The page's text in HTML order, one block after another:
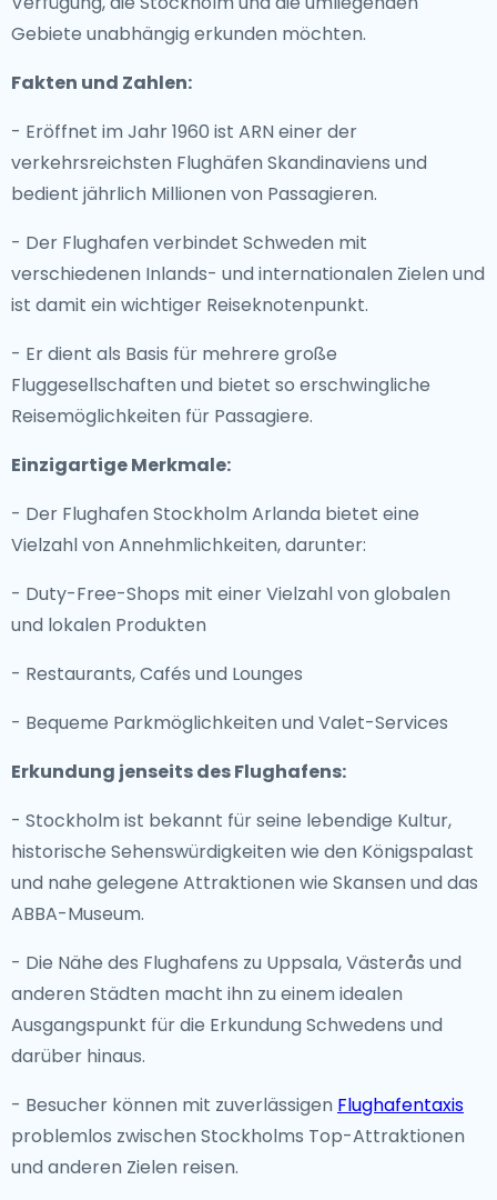
Gebiete unabhängig erkunden möchten.
Fakten und Zahlen:
- Eröffnet im Jahr 1960 ist ARN einer der
verkehrsreichsten Flughäfen Skandinaviens und
bedient jährlich Millionen von Passagieren.
- Der Flughafen verbindet Schweden mit
verschiedenen Inlands- und internationalen Zielen und
ist damit ein wichtiger Reiseknotenpunkt.
- Er dient als Basis für mehrere große
Fluggesellschaften und bietet so erschwingliche
Reisemöglichkeiten für Passagiere.
Einzigartige Merkmale:
- Der Flughafen Stockholm Arlanda bietet eine
Vielzahl von Annehmlichkeiten, darunter:
- Duty-Free-Shops mit einer Vielzahl von globalen
und lokalen Produkten
- Restaurants, Cafés und Lounges
- Bequeme Parkmöglichkeiten und Valet-Services
Erkundung jenseits des Flughafens:
- Stockholm ist bekannt für seine lebendige Kultur,
historische Sehenswürdigkeiten wie den Königspalast
und nahe gelegene Attraktionen wie Skansen und das
ABBA-Museum.
- Die Nähe des Flughafens zu Uppsala, Västerås und
anderen Städten macht ihn zu einem idealen
Ausgangspunkt für die Erkundung Schwedens und
darüber hinaus.
- Besucher können mit zuverlässigen Flughafentaxis
problemlos zwischen Stockholms Top-Attraktionen
und anderen Zielen reisen.